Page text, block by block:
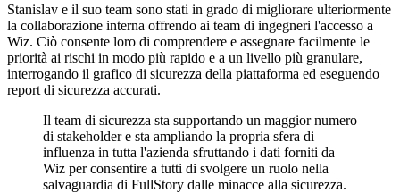
Stanislav e il suo team sono stati in grado di migliorare ulteriormente
la collaborazione interna offrendo ai team di ingegneri l'accesso a
Wiz. Ciò consente loro di comprendere e assegnare facilmente le
priorità ai rischi in modo più rapido e a un livello più granulare,
interrogando il grafico di sicurezza della piattaforma ed eseguendo
report di sicurezza accurati.
Il team di sicurezza sta supportando un maggior numero
di stakeholder e sta ampliando la propria sfera di
influenza in tutta l'azienda sfruttando i dati forniti da
Wiz per consentire a tutti di svolgere un ruolo nella
salvaguardia di FullStory dalle minacce alla sicurezza.